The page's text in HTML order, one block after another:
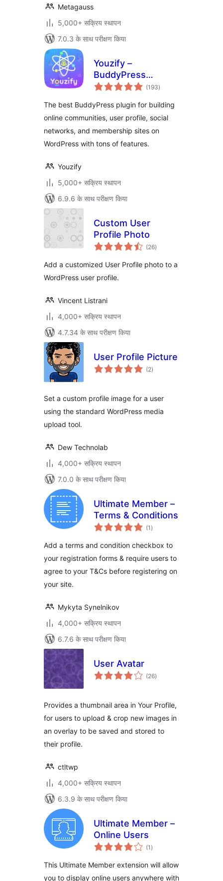
Metagauss
5,000+ सक्रिय स्थापन
7.0.3 के साथ परीक्षण किया
Youzify –
BuddyPress
Community, User
Network &
Membership Plugin
for WordPress
(193कुल
दर)
The best BuddyPress plugin for building
online communities, user profile, social
networks, and membership sites on
WordPress with tons of features.
Youzify
5,000+ सक्रिय स्थापन
6.9.6 के साथ परीक्षण किया
Custom User
Profile Photo
(26कुल
दर)
Add a customized User Profile photo to a
WordPress user profile.
Vincent Listrani
4,000+ सक्रिय स्थापन
4.7.34 के साथ परीक्षण किया
User Profile Picture
(2कुल
दर)
Set a custom profile image for a user
using the standard WordPress media
upload tool.
Dew Technolab
4,000+ सक्रिय स्थापन
7.0.0 के साथ परीक्षण किया
Ultimate Member –
Terms & Conditions
(1 कुल
दर)
Add a terms and condition checkbox to
your registration forms & require users to
agree to your T&Cs before registering on
your site.
Mykyta Synelnikov
4,000+ सक्रिय स्थापन
6.7.6 के साथ परीक्षण किया
User Avatar
(26कुल
दर)
Provides a thumbnail area in Your Profile,
for users to upload & crop new images in
an overlay to be saved and stored to
their profile.
ctltwp
4,000+ सक्रिय स्थापन
6.3.9 के साथ परीक्षण किया
Ultimate Member –
Online Users
(1 कुल
दर)
This Ultimate Member extension will allow
you to display online users anywhere with